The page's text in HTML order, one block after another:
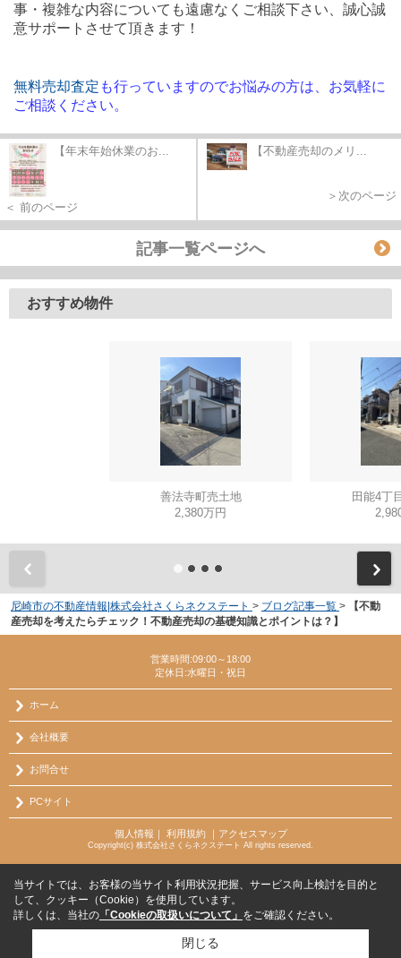
事・複雑な内容についても遠慮なくご相談下さい、誠心誠
意サポートさせて頂きます！
無料売却査定 も行っていますのでお悩みの方は、お気軽に
ご相談ください。
【年末年始休業のお...
＜ 前のページ
【不動産売却のメリ...
＞次のページ
記事一覧ページへ
おすすめ物件
善法寺町売土地
2,380万円
田能4丁
尼崎市の不動産情報|株式会社さくらネクステート > ブログ記事一覧 >
【不動
産売却を考えたらチェック！不動産売却の基礎知識とポイントは？】
営業時間:09:00～18:00
定休日:水曜日・祝日
ホーム
会社概要
お問合せ
PCサイト
個人情報 ｜ 利用規約｜ アクセスマップ
Copyright(c) 株式会社さくらネクステート All rights reserved.
当サイトでは、お客様の当サイト利用状況把握、サービス向上検討を目的と
して、クッキー（Cookie）を使用しています。
詳しくは、当社の 「Cookieの取扱いについて」 をご確認ください。
閉じる